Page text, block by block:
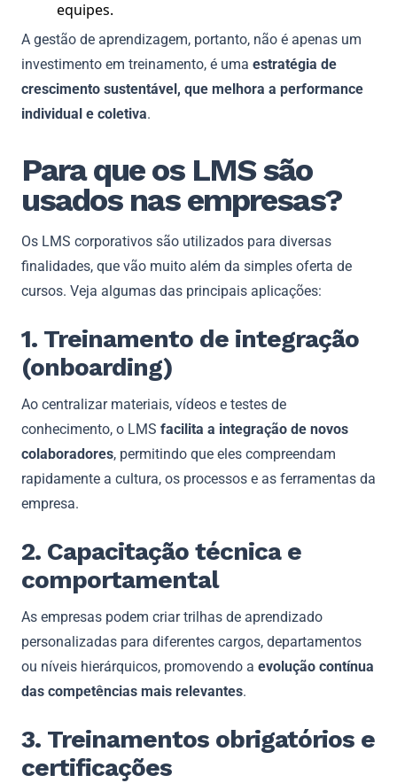
equipes.
A gestão de aprendizagem, portanto, não é apenas um
investimento em treinamento, é uma estratégia de
crescimento sustentável, que melhora a performance
individual e coletiva.
Para que os LMS são
usados nas empresas?
Os LMS corporativos são utilizados para diversas
finalidades, que vão muito além da simples oferta de
cursos. Veja algumas das principais aplicações:
1. Treinamento de integração
(onboarding)
Ao centralizar materiais, vídeos e testes de
conhecimento, o LMS facilita a integração de novos
colaboradores, permitindo que eles compreendam
rapidamente a cultura, os processos e as ferramentas da
empresa.
2. Capacitação técnica e
comportamental
As empresas podem criar trilhas de aprendizado
personalizadas para diferentes cargos, departamentos
ou níveis hierárquicos, promovendo a evolução contínua
das competências mais relevantes.
3. Treinamentos obrigatórios e
certificações